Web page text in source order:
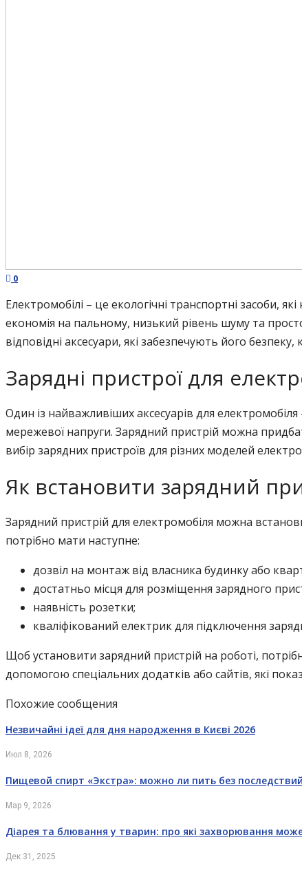
0
Електромобілі – це екологічні транспортні засоби,
економія на пальному, низький рівень шуму та
відповідні аксесуари, які забезпечують його
Зарядні пристрої для
Один із найважливіших аксесуарів для
мережевої напруги. Зарядний пристрій можна
вибір зарядних пристроїв для різних моделей
Як встановити зарядний
Зарядний пристрій для електромобіля можна
потрібно мати наступне:
дозвіл на монтаж від власника будинку або
достатньо місця для розміщення зарядного
наявність розетки;
кваліфікований електрик для підключення
Щоб установити зарядний пристрій на роботі,
допомогою спеціальних додатків або сайтів, які
Похожие сообщения
Незвичайні ідеї для дня народження в Києві 2026
Июл 8, 2026
Пищевой спирт «Экстра»: можно ли пить без последствий
Мар 9, 2026
Діарея та блювання у тварин: про які захворювання
Дек 31, 2025